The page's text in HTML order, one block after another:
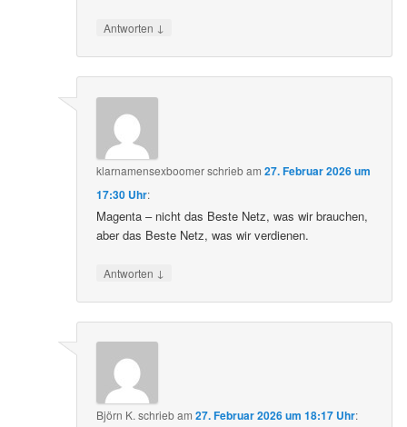
Antworten ↓
klarnamensexboomerschriebam27. Februar 2026 um
17:30 Uhr:
Magenta – nicht das Beste Netz, was wir brauchen,
aber das Beste Netz, was wir verdienen.
Antworten ↓
Björn K. schriebam27. Februar 2026 um 18:17 Uhr: